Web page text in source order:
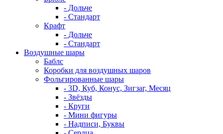
- Дольче
- Стандарт
Крафт
- Дольче
- Стандарт
Воздушные шары
Баблс
Коробки для воздушных шаров
Фольгированные шары
- 3D, Куб, Конус, Зигзаг, Месяц
- Звёзды
- Круги
- Мини фигуры
- Надписи, Буквы